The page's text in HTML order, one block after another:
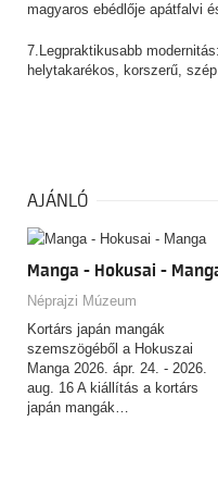
magyaros ebédlője apátfalvi
7.Legpraktikusabb
helytakarékos, korszerű,
AJÁNLÓ
Manga - Hokusai -
Néprajzi Múzeum
Kortárs japán mangák
szemszögéből a Hokuszai
Manga 2026. ápr. 24. - 2026.
aug. 16 A kiállítás a kortárs
japán mangák…